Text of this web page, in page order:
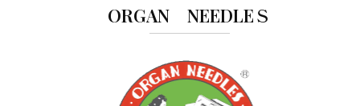
ORGAN NEEDLEＳ